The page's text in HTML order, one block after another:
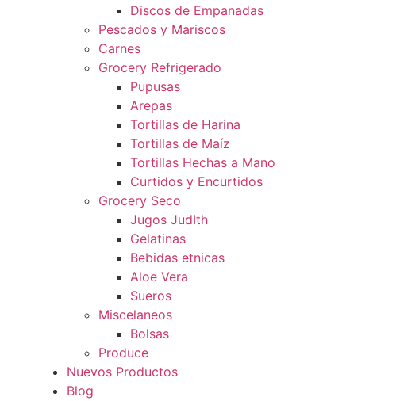
Discos de Empanadas
Pescados y Mariscos
Carnes
Grocery Refrigerado
Pupusas
Arepas
Tortillas de Harina
Tortillas de Maíz
Tortillas Hechas a Mano
Curtidos y Encurtidos
Grocery Seco
Jugos JudIth
Gelatinas
Bebidas etnicas
Aloe Vera
Sueros
Miscelaneos
Bolsas
Produce
Nuevos Productos
Blog